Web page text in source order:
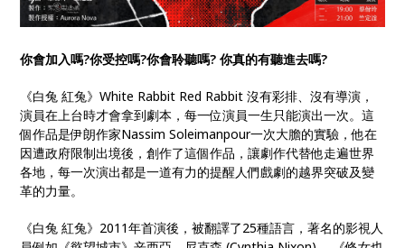
你會加入嗎?你受控嗎?你會聆聽嗎? 你真的有聽進去嗎?
《白兔 紅兔》White Rabbit Red Rabbit 沒有彩排、沒有導演，
演員在上台時才會拿到劇本，每一位演員一生只能演出一次。這
個作品是伊朗作家Nassim Soleimanpour一次大膽的實驗，他在
因遭政府限制出境後，創作了這個作品，讓劇作代替他走遍世界
各地，每一次演出都是一道有力的提醒人們戲劇的越界突破及變
革的力量。
《白兔 紅兔》2011年首演後，被翻譯了25種語言，著名的影視人